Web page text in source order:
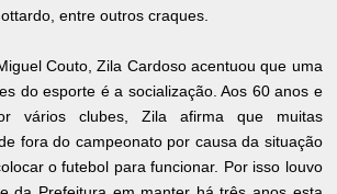
entre outros craques.
Couto, Zila Cardoso acentuou que uma
do esporte é a socialização. Aos 60 anos e
vários clubes, Zila afirma que muitas
fora do campeonato por causa da situação
o futebol para funcionar. Por isso louvo